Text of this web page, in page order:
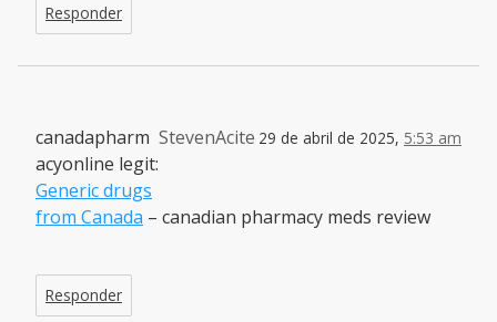
Responder
StevenAcite 29 de abril de 2025, 5:53 am
canadapharm
acyonline legit:
Generic drugs
from Canada – canadian pharmacy meds review
Responder